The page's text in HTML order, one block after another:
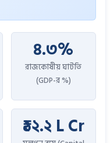
৪.৩%
রাজকোষীয় ঘাটতি
(GDP-র %)
₹১২.২ L Cr